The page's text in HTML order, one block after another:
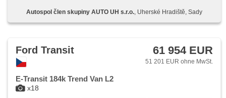
Außenthermometer, Fahrkamera, Abnutzungssensor des
Bremsbelages, ABS, EDS, Antriebsschlupfregelung (ASR),
senzory zadní, Servolenkung, Automatikgetriebe, hlasové
ovládání palubního počítače, dotykové ovládání palubního
počítače, asistent změny jízdního pruhu, Tempomat,
Adaptive Geschwindigkeitsregelung, El. Anlasser, starten
per Taste, asistent rozjezdu do kopce (HSA), erfüllt 'EURO
VI', Scheibenwischersensor, Lichtsensor, Garantie, zadní
pohon
Autospol člen skupiny AUTO UH s.r.o. , Uherské Hradiště, Sady
x18
Ford Transit 61 954 EUR
51 201 EUR ohne MwSt.
E-Transit 184k Trend Van L2